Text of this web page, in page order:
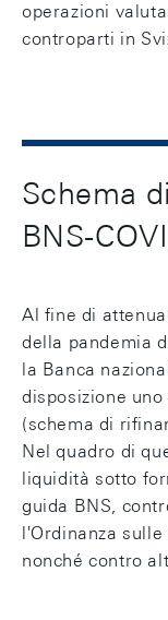
operazioni
controparti in
Schema
BNS-
Al fine di
della pandemia
la Banca
disposizione
(schema di
Nel quadro di
liquidità sotto
guida BNS,
l'Ordinanza
nonché contro